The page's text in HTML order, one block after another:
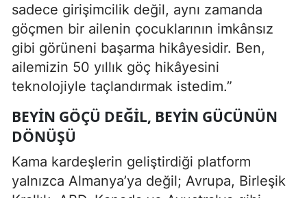
sadece girişimcilik değil, aynı zamanda
göçmen bir ailenin çocuklarının imkânsız
gibi görüneni başarma hikâyesidir. Ben,
ailemizin 50 yıllık göç hikâyesini
teknolojiyle taçlandırmak istedim.”
BEYIN GÖÇÜ DEĞIL, BEYIN GÜCÜNÜN
DÖNÜŞÜ
Kama kardeşlerin geliştirdiği platform
yalnızca Almanya’ya değil; Avrupa, Birleşik